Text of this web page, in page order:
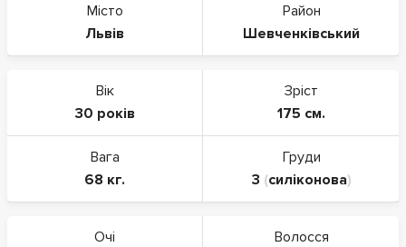
Місто
Львів
Район
Шевченківський
Вік
30 років
Зріст
175 см.
Вага
68 кг.
Груди
3 (силіконова)
Очі
Волосся